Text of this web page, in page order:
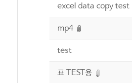
excel data copy test
mp4
test
표 TEST용